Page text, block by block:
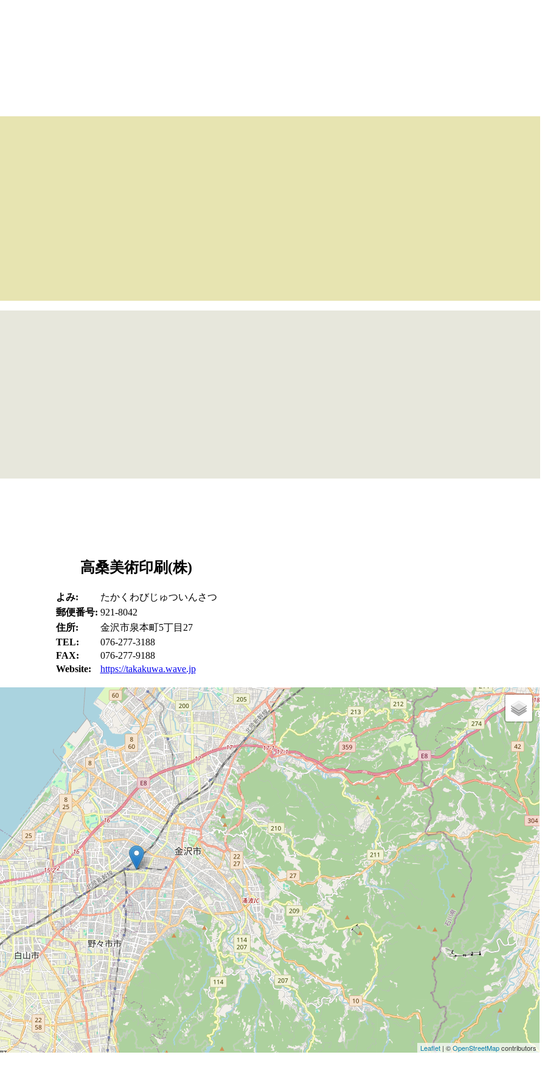
高桑美術印刷(株)
よみ:
たかくわびじゅついんさつ
郵便番号: 921-8042
住所:
金沢市泉本町5丁目27
TEL:
076-277-3188
FAX:
076-277-9188
Website:
https://takakuwa.wave.jp
Leaflet | ©OpenStreetMapcontributors